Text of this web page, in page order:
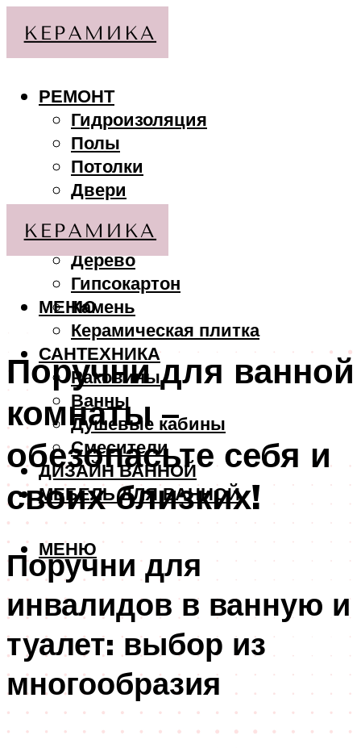
РЕМОНТ
Гидроизоляция
Полы
Потолки
Двери
МАТЕРИАЛЫ
Дерево
Гипсокартон
Камень
Керамическая плитка
САНТЕХНИКА
Раковины
Ванны
Душевые кабины
Смесители
ДИЗАЙН ВАННОЙ
МЕБЕЛЬ ДЛЯ ВАННОЙ
МЕНЮ
МЕНЮ
Поручни для ванной
комнаты –
обезопасьте себя и
своих близких!
Поручни для
инвалидов в ванную и
туалет: выбор из
многообразия